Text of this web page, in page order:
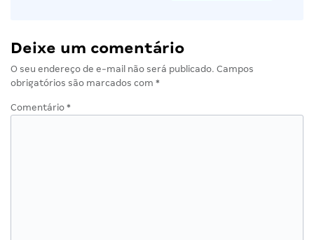
Deixe um comentário
O seu endereço de e-mail não será publicado. Campos
obrigatórios são marcados com *
Comentário *